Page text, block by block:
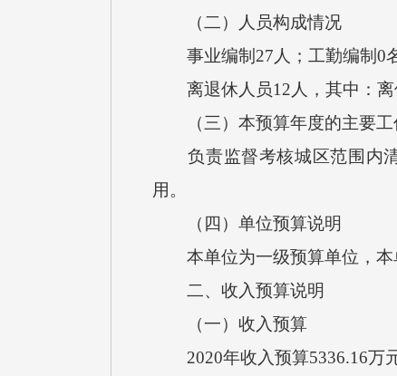
（二）人员构成情况
事业编制27人；工勤编制0名
离退休人员12人，其中：离
（三）本预算年度的主要工
负责监督考核城区范围内清
用。
（四）单位预算说明
本单位为一级预算单位，本
二、收入预算说明
（一）收入预算
2020年收入预算5336.16万元